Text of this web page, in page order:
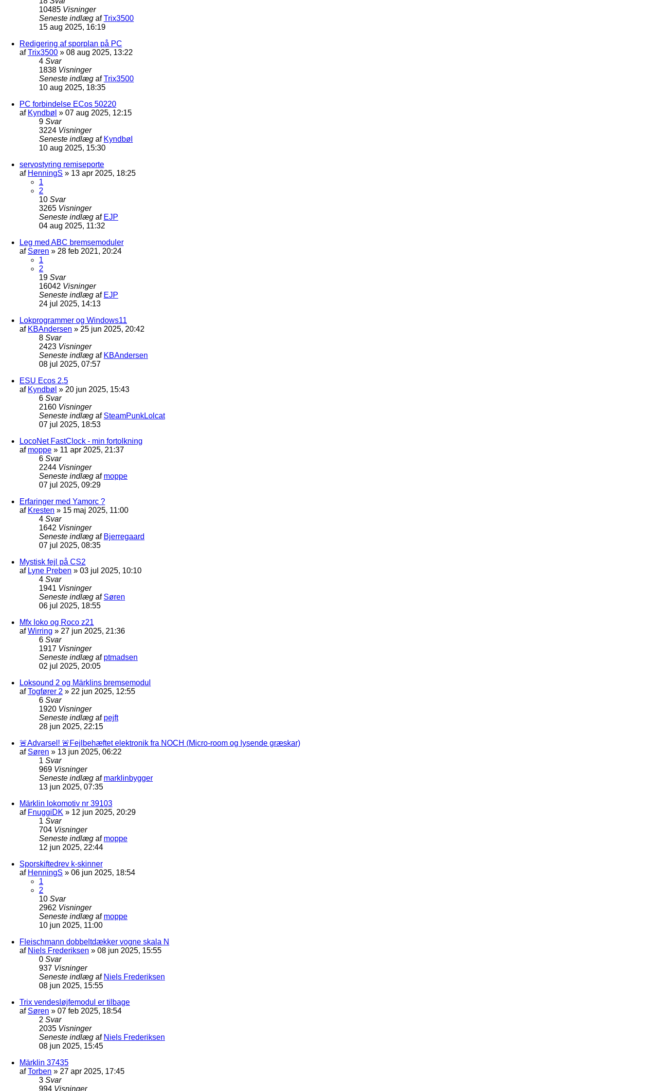
10485 Visninger
Seneste indlæg afTrix3500
15 aug 2025, 16:19
Redigering af sporplan på PC
afTrix3500 » 08 aug 2025, 13:22
4 Svar
1838 Visninger
Seneste indlæg afTrix3500
10 aug 2025, 18:35
PC forbindelse ECos 50220
af Kyndbøl » 07 aug 2025, 12:15
9 Svar
3224 Visninger
Seneste indlæg af Kyndbøl
10 aug 2025, 15:30
servostyring remiseporte
af HenningS » 13 apr 2025, 18:25
1
2
10 Svar
3265 Visninger
Seneste indlæg af EJP
04 aug 2025, 11:32
Leg med ABC bremsemoduler
af Søren » 28 feb 2021, 20:24
1
2
19 Svar
16042 Visninger
Seneste indlæg af EJP
24 jul 2025, 14:13
Lokprogrammer og Windows11
af KBAndersen » 25 jun 2025, 20:42
8 Svar
2423 Visninger
Seneste indlæg af KBAndersen
08 jul 2025, 07:57
ESU Ecos 2.5
af Kyndbøl » 20 jun 2025, 15:43
6 Svar
2160 Visninger
Seneste indlæg af SteamPunkLolcat
07 jul 2025, 18:53
LocoNet FastClock - min fortolkning
af moppe » 11 apr 2025, 21:37
6 Svar
2244 Visninger
Seneste indlæg af moppe
07 jul 2025, 09:29
Erfaringer med Yamorc ?
af Kresten » 15 maj 2025, 11:00
4 Svar
1642 Visninger
Seneste indlæg af Bjerregaard
07 jul 2025, 08:35
Mystisk fejl på CS2
af Lyne Preben » 03 jul 2025, 10:10
4 Svar
1941 Visninger
Seneste indlæg af Søren
06 jul 2025, 18:55
Mfx loko og Roco z21
afWirring » 27 jun 2025, 21:36
6 Svar
1917 Visninger
Seneste indlæg af ptmadsen
02 jul 2025, 20:05
Loksound 2 og Märklins bremsemodul
afTogfører 2 » 22 jun 2025, 12:55
6 Svar
1920 Visninger
Seneste indlæg af pejft
28 jun 2025, 22:15
🚨Advarsel! 🚨Fejlbehæftet elektronik fra NOCH (Micro-room og lysende græskar)
af Søren » 13 jun 2025, 06:22
1 Svar
969 Visninger
Seneste indlæg af marklinbygger
13 jun 2025, 07:35
Märklin lokomotiv nr 39103
af FnuggiDK » 12 jun 2025, 20:29
1 Svar
704 Visninger
Seneste indlæg af moppe
12 jun 2025, 22:44
Sporskiftedrev k-skinner
af HenningS » 06 jun 2025, 18:54
1
2
10 Svar
2962 Visninger
Seneste indlæg af moppe
10 jun 2025, 11:00
Fleischmann dobbeltdækker vogne skala N
af Niels Frederiksen » 08 jun 2025, 15:55
0 Svar
937 Visninger
Seneste indlæg af Niels Frederiksen
08 jun 2025, 15:55
Trix vendesløjfemodul er tilbage
af Søren » 07 feb 2025, 18:54
2 Svar
2035 Visninger
Seneste indlæg af Niels Frederiksen
08 jun 2025, 15:45
Märklin 37435
afTorben » 27 apr 2025, 17:45
3 Svar
994 Visninger